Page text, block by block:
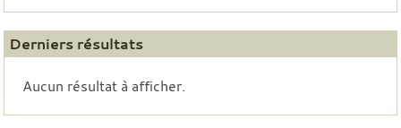
Derniers résultats
Aucun résultat à afficher.